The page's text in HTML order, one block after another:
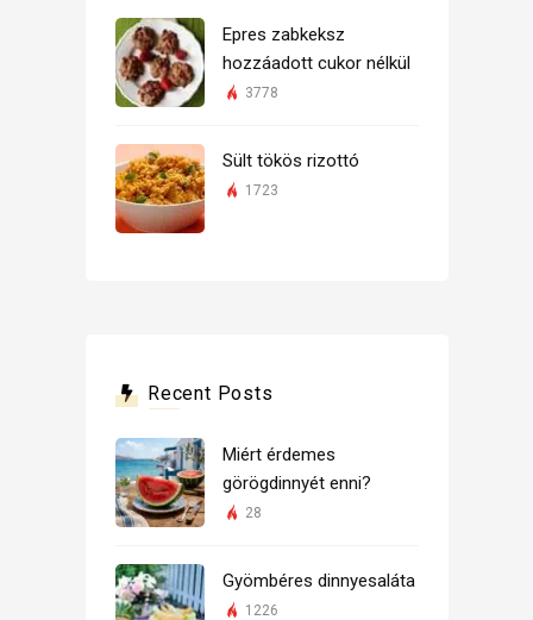
Epres zabkeksz
hozzáadott cukor nélkül
3778
Sült tökös rizottó
1723
Recent Posts
Miért érdemes
görögdinnyét enni?
28
Gyömbéres dinnyesaláta
1226